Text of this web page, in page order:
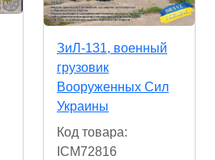
ЗиЛ-131, военный
грузовик
Вооруженных Сил
Украины
Код товара:
ICM72816